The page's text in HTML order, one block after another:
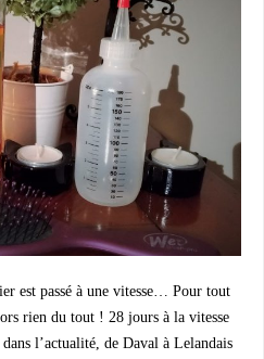
est passé à une vitesse… Pour tout
rien du tout ! 28 jours à la vitesse
l’actualité, de Daval à Lelandais